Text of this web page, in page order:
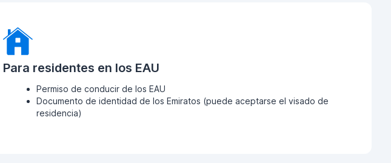
Para residentes en los EAU
Permiso de conducir de los EAU
Documento de identidad de los Emiratos (puede aceptarse el visado de
residencia)